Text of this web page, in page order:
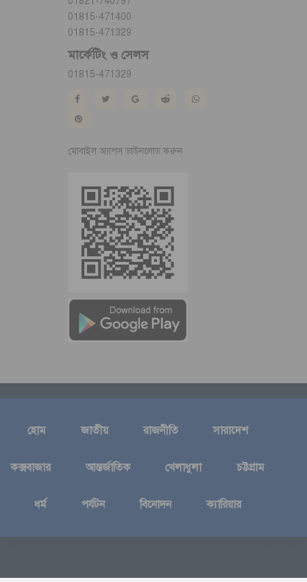
01815-471400
01815-471329
মার্কেটিং ও সেলস
01815-471329
মোবাইল অ্যাপস ডাউনলোড করুন
হোম জাতীয় রাজনীতি সারাদেশ
কক্সবাজার আন্তর্জাতিক খেলাধুলা চট্টগ্রাম
ধর্ম পর্যটন বিনোদন ক্যারিয়ার